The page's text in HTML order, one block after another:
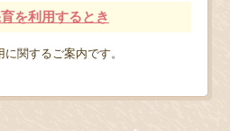
を利用するとき
関するご案内です。